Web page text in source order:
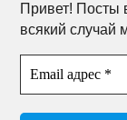
Привет! Посты
всякий случай